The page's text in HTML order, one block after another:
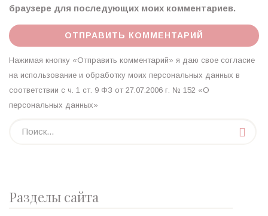
браузере для последующих моих комментариев.
Нажимая кнопку «Отправить комментарий» я даю свое согласие
на использование и обработку моих персональных данных в
соответствии с ч. 1 ст. 9 ФЗ от 27.07.2006 г. № 152 «О
персональных данных»
Разделы сайта